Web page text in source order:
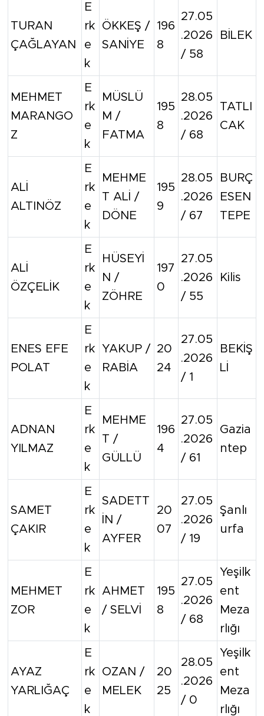
TURAN
ÇAĞLAYAN
E
rk
e
k
ÖKKEŞ /
SANİYE
196
8
27.05
.2026
/ 58
BİLEK
MEHMET
MARANGO
Z
E
rk
e
k
MÜSLÜ
M /
FATMA
195
8
28.05
.2026
/ 68
TATLI
CAK
ALİ
ALTINÖZ
E
rk
e
k
MEHME
T ALİ /
DÖNE
195
9
28.05
.2026
/ 67
BURÇ
ESEN
TEPE
ALİ
ÖZÇELİK
E
rk
e
k
HÜSEYİ
N /
ZÖHRE
197
0
27.05
.2026
/ 55
Kilis
ENES EFE
POLAT
E
rk
e
k
YAKUP /
RABİA
20
24
27.05
.2026
/ 1
BEKİŞ
Lİ
ADNAN
YILMAZ
E
rk
e
k
MEHME
T /
GÜLLÜ
196
4
27.05
.2026
/ 61
Gazia
ntep
SAMET
ÇAKIR
E
rk
e
k
SADETT
İN /
AYFER
20
07
27.05
.2026
/ 19
Şanlı
urfa
MEHMET
ZOR
E
rk
e
k
AHMET
/ SELVİ
195
8
27.05
.2026
/ 68
Yeşilk
ent
Meza
rlığı
AYAZ
YARLIĞAÇ
E
rk
e
k
OZAN /
MELEK
20
25
28.05
.2026
/ 0
Yeşilk
ent
Meza
rlığı